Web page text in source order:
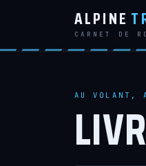
ALPINE
CARNET DE
AU VOLANT,